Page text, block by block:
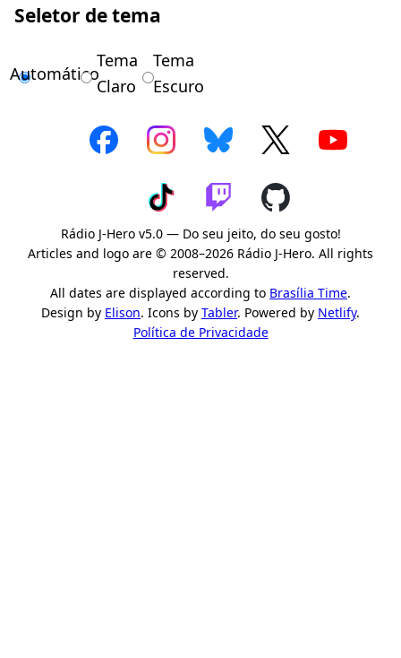
Seletor de tema
Automático
Tema
Claro
Tema
Escuro
Rádio J-Hero v5.0 — Do seu jeito, do seu gosto!
Articles and logo are © 2008–2026 Rádio J-Hero. All rights
reserved.
All dates are displayed according to Brasília Time.
Design by Elison. Icons by Tabler. Powered by Netlify.
Política de Privacidade